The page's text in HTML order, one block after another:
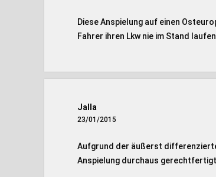
Diese Anspielung auf einen
Fahrer ihren Lkw nie im Stand
Jalla
23/01/2015
Aufgrund der äußerst
Anspielung durchaus